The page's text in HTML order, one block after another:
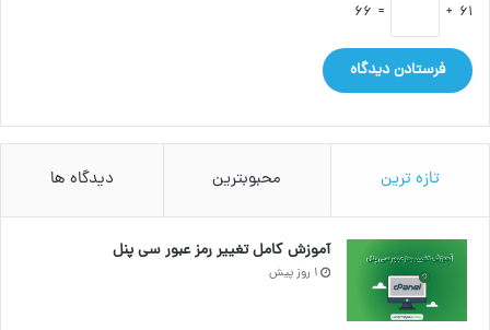
61 +
= 66
تازه ترین محبوبترین دیدگاه ها
آموزش کامل تغییر رمز عبور سی پنل
1 روز پیش